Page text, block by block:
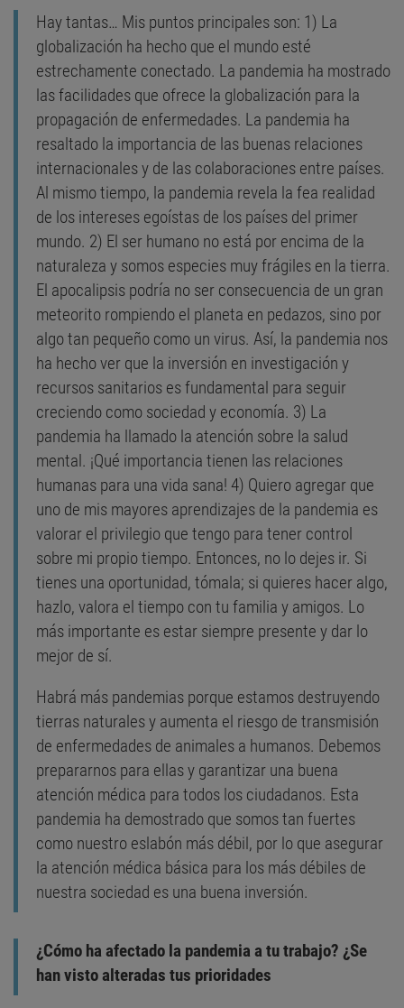
Hay tantas… Mis puntos principales son: 1) La
globalización ha hecho que el mundo esté
estrechamente conectado. La pandemia ha mostrado
las facilidades que ofrece la globalización para la
propagación de enfermedades. La pandemia ha
resaltado la importancia de las buenas relaciones
internacionales y de las colaboraciones entre países.
Al mismo tiempo, la pandemia revela la fea realidad
de los intereses egoístas de los países del primer
mundo. 2) El ser humano no está por encima de la
naturaleza y somos especies muy frágiles en la tierra.
El apocalipsis podría no ser consecuencia de un gran
meteorito rompiendo el planeta en pedazos, sino por
algo tan pequeño como un virus. Así, la pandemia nos
ha hecho ver que la inversión en investigación y
recursos sanitarios es fundamental para seguir
creciendo como sociedad y economía. 3) La
pandemia ha llamado la atención sobre la salud
mental. ¡Qué importancia tienen las relaciones
humanas para una vida sana! 4) Quiero agregar que
uno de mis mayores aprendizajes de la pandemia es
valorar el privilegio que tengo para tener control
sobre mi propio tiempo. Entonces, no lo dejes ir. Si
tienes una oportunidad, tómala; si quieres hacer algo,
hazlo, valora el tiempo con tu familia y amigos. Lo
más importante es estar siempre presente y dar lo
mejor de sí.
Habrá más pandemias porque estamos destruyendo
tierras naturales y aumenta el riesgo de transmisión
de enfermedades de animales a humanos. Debemos
prepararnos para ellas y garantizar una buena
atención médica para todos los ciudadanos. Esta
pandemia ha demostrado que somos tan fuertes
como nuestro eslabón más débil, por lo que asegurar
la atención médica básica para los más débiles de
nuestra sociedad es una buena inversión.
¿Cómo ha afectado la pandemia a tu trabajo? ¿Se
han visto alteradas tus prioridades